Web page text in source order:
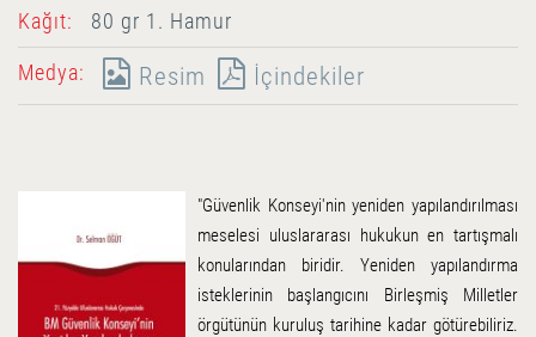
Kağıt: 80 gr 1. Hamur
Medya: Resim İçindekiler
"Güvenlik Konseyi'nin yeniden yapılandırılması
meselesi uluslararası hukukun en tartışmalı
konularından biridir. Yeniden yapılandırma
isteklerinin başlangıcını Birleşmiş Milletler
örgütünün kuruluş tarihine kadar götürebiliriz.